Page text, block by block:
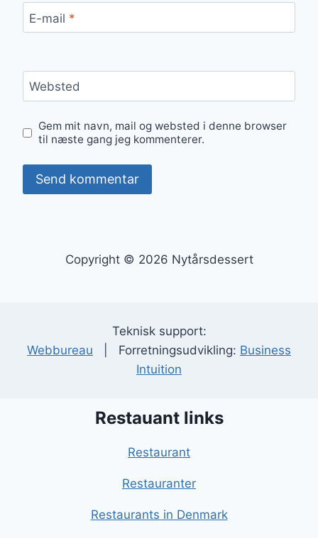
E-mail *
Websted
Gem mit navn, mail og websted i denne browser
til næste gang jeg kommenterer.
Copyright © 2026 Nytårsdessert
Teknisk support:
Webbureau | Forretningsudvikling: Business
Intuition
Restauant links
Restaurant
Restauranter
Restaurants in Denmark